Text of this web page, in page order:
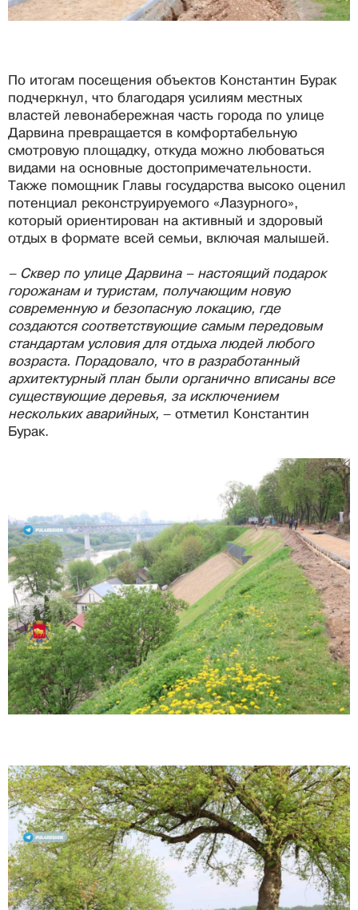
По итогам посещения объектов Константин Бурак
подчеркнул, что благодаря усилиям местных
властей левонабережная часть города по улице
Дарвина превращается в комфортабельную
смотровую площадку, откуда можно любоваться
видами на основные достопримечательности.
Также помощник Главы государства высоко оценил
потенциал реконструируемого «Лазурного»,
который ориентирован на активный и здоровый
отдых в формате всей семьи, включая малышей.
– Сквер по улице Дарвина – настоящий подарок
горожанам и туристам, получающим новую
современную и безопасную локацию, где
создаются соответствующие самым передовым
стандартам условия для отдыха людей любого
возраста. Порадовало, что в разработанный
архитектурный план были органично вписаны все
существующие деревья, за исключением
нескольких аварийных, – отметил Константин
Бурак.